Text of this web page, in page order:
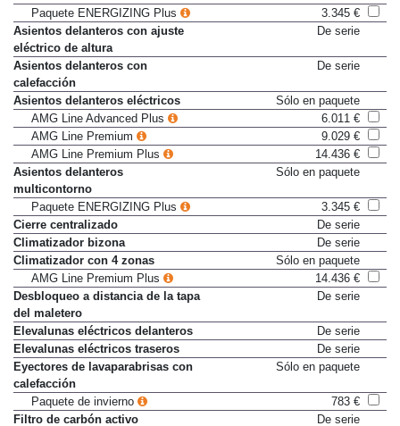
Asientos delanteros climatizados
1.114 €
Paquete ENERGIZING Plus
3.345 €
Asientos delanteros con ajuste
eléctrico de altura
Asientos delanteros con
calefacción
Asientos delanteros eléctricos
Sólo en paquete
AMG Line Advanced Plus
6.011 €
AMG Line Premium
9.029 €
AMG Line Premium Plus
14.436 €
Asientos delanteros
multicontorno
Paquete ENERGIZING Plus
3.345 €
Cierre centralizado
De serie
Climatizador bizona
De serie
Climatizador con 4 zonas
Sólo en paquete
AMG Line Premium Plus
14.436 €
Desbloqueo a distancia de la tapa
del maletero
Elevalunas eléctricos delanteros
De serie
Elevalunas eléctricos traseros
De serie
Eyectores de lavaparabrisas con
calefacción
Paquete de invierno
783 €